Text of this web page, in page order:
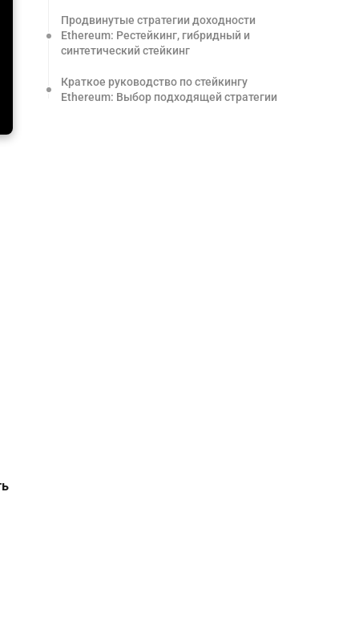
Продвинутые стратегии доходности
Ethereum: Рестейкинг, гибридный и
синтетический стейкинг
Краткое руководство по стейкингу
Ethereum: Выбор подходящей стратегии